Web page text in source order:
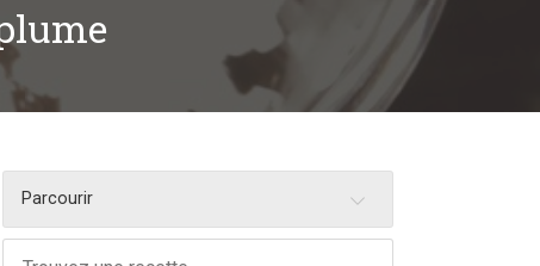
Parcourir